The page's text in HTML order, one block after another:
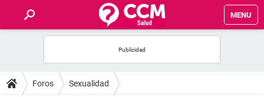
MENU
FOROS
Foros Sexualidad